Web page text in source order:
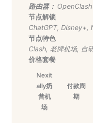
路由器： OpenClash
节点解锁
ChatGPT, Disney+,
节点特色
Clash, 老牌机场, 自
价格套餐
Nexit
ally奶
昔机
场
付款周
期